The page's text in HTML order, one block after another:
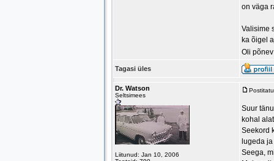
on väga
Valisime
ka õigel
Oli
Tagasi üles
Dr. Watson
Seltsimees
Liitunud: Jan 10, 2006
Suur
kohal
Seekord
lugeda
Seega,